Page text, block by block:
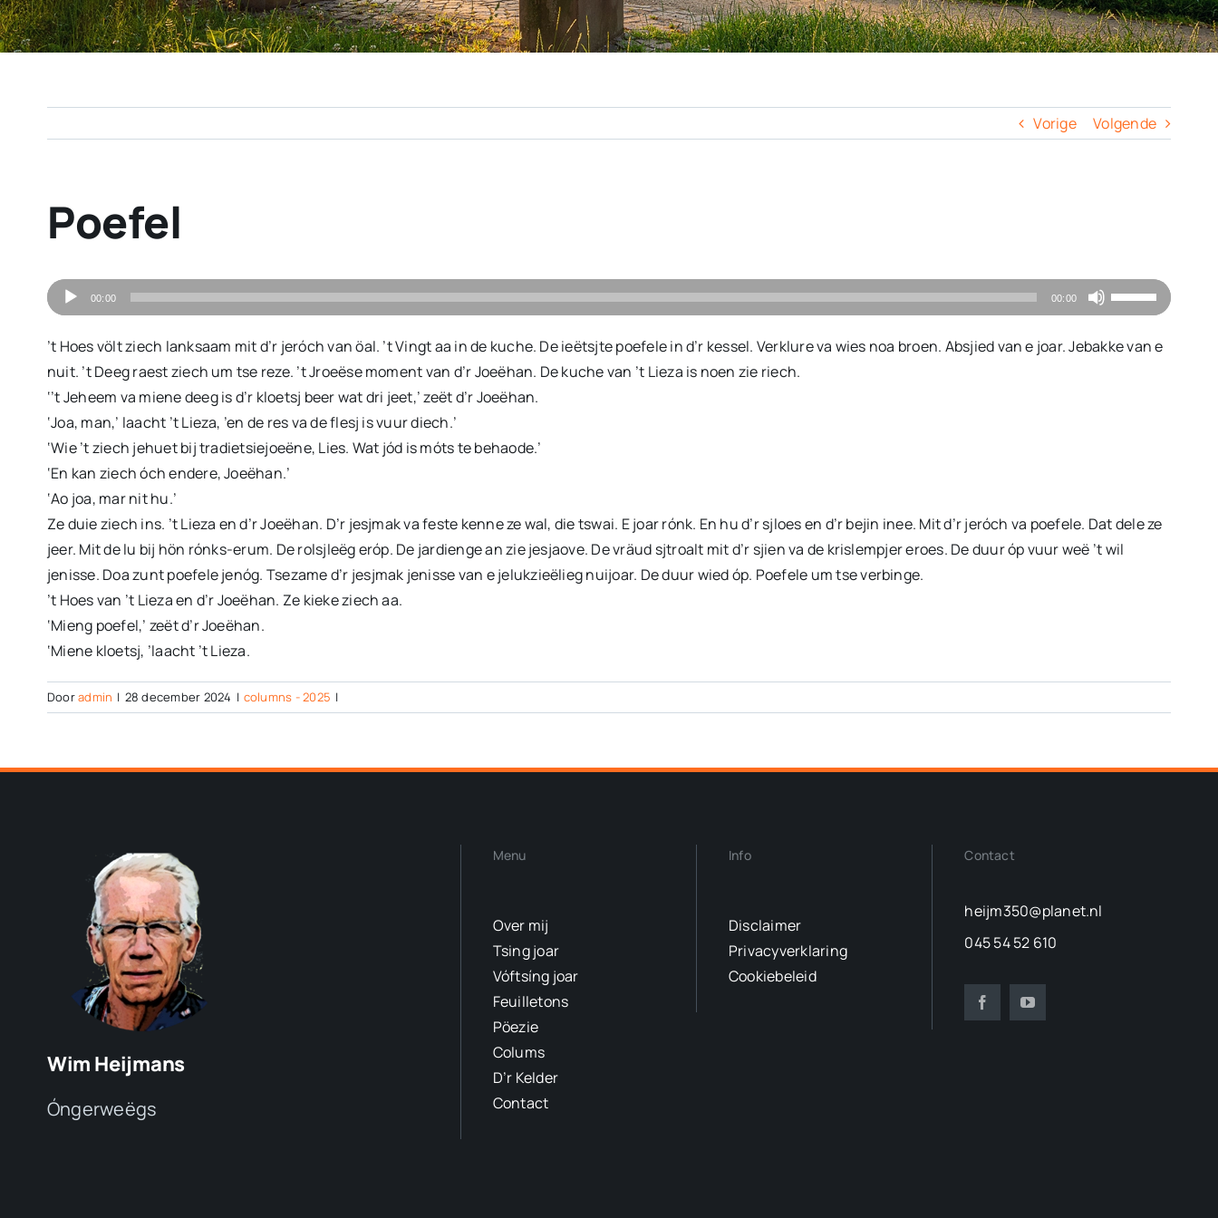
Vorige Volgende
Poefel
Audiospeler
00:00 00:00
Gebruik
Omhoog/
pijltoetsen
te
verlagen.
’t Hoes völt ziech lanksaam mit d’r jeróch van öal. ’t Vingt aa in de kuche. De ieëtsjte poefele in d’r kessel. Verklure va wies noa broen. Absjied van e joar. Jebakke van e
nuit. ’t Deeg raest ziech um tse reze. ’t Jroeëse moment van d’r Joeëhan. De kuche van ’t Lieza is noen zie riech.
‘’t Jeheem va miene deeg is d’r kloetsj beer wat dri jeet,’ zeët d’r Joeëhan.
‘Joa, man,’ laacht ’t Lieza, ’en de res va de flesj is vuur diech.’
‘Wie ’t ziech jehuet bij tradietsiejoeëne, Lies. Wat jód is móts te behaode.’
‘En kan ziech óch endere, Joeëhan.’
‘Ao joa, mar nit hu.’
Ze duie ziech ins. ’t Lieza en d’r Joeëhan. D’r jesjmak va feste kenne ze wal, die tswai. E joar rónk. En hu d’r sjloes en d’r bejin inee. Mit d’r jeróch va poefele. Dat dele ze
jeer. Mit de lu bij hön rónks-erum. De rolsjleëg eróp. De jardienge an zie jesjaove. De vräud sjtroalt mit d’r sjien va de krislempjer eroes. De duur óp vuur weë ’t wil
jenisse. Doa zunt poefele jenóg. Tsezame d’r jesjmak jenisse van e jelukzieëlieg nuijoar. De duur wied óp. Poefele um tse verbinge.
’t Hoes van ’t Lieza en d’r Joeëhan. Ze kieke ziech aa.
‘Mieng poefel,’ zeët d’r Joeëhan.
‘Miene kloetsj, ’laacht ’t Lieza.
Dooradmin | 28 december 2024 | columns - 2025 |
Wim Heijmans
Óngerweëgs
Menu
Over mij
Tsing joar
Vóftsíng joar
Feuilletons
Pöezie
Colums
D’r Kelder
Contact
Info
Disclaimer
Privacyverklaring
Cookiebeleid
Contact
heijm350@planet.nl
045 54 52 610